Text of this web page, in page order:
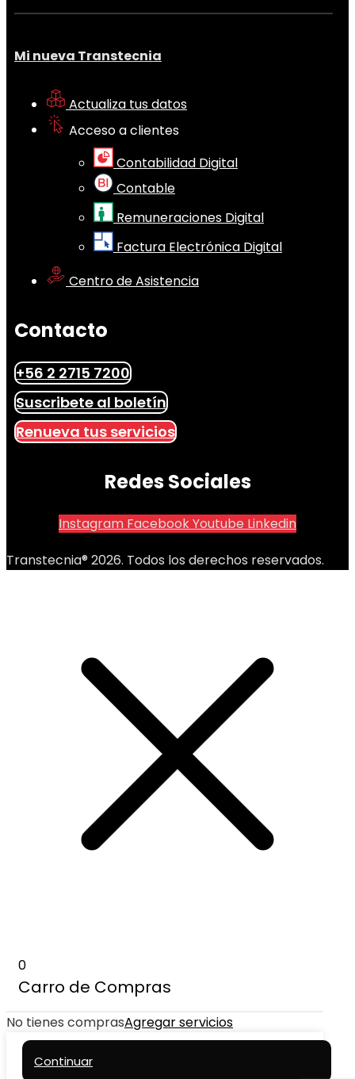
Mi nueva Transtecnia
Actualiza tus datos
Acceso a clientes
Contabilidad Digital
Contable
Remuneraciones Digital
Factura Electrónica Digital
Centro de Asistencia
Contacto
+56 2 2715 7200
Suscribete al boletín
Renueva tus servicios
Redes Sociales
Instagram FacebookYoutube Linkedin
Transtecnia® 2026. Todos los derechos reservados.
0
Carro de Compras
No tienes comprasAgregar servicios
Continuar